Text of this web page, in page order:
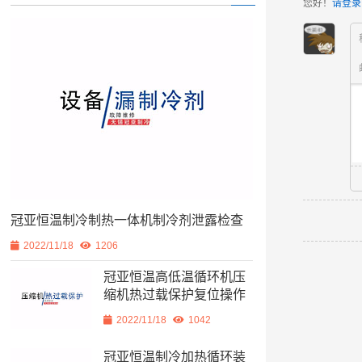
您好！ 请登录
冠亚恒温制冷制热一体机制冷剂泄露检查
2022/11/18 1206
冠亚恒温高低温循环机压
缩机热过载保护复位操作
2022/11/18 1042
冠亚恒温制冷加热循环装